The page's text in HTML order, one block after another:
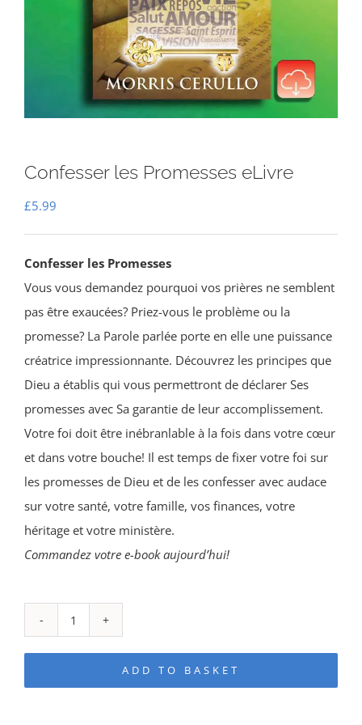
Confesser les Promesses eLivre
£5.99
Confesser les Promesses
Vous vous demandez pourquoi vos prières ne semblent
pas être exaucées? Priez-vous le problème ou la
promesse? La Parole parlée porte en elle une puissance
créatrice impressionnante. Découvrez les principes que
Dieu a établis qui vous permettront de déclarer Ses
promesses avec Sa garantie de leur accomplissement.
Votre foi doit être inébranlable à la fois dans votre cœur
et dans votre bouche! Il est temps de fixer votre foi sur
les promesses de Dieu et de les confesser avec audace
sur votre santé, votre famille, vos finances, votre
héritage et votre ministère.
Commandez votre e-book aujourd’hui!
les
Promesses
ADD TO BASKET